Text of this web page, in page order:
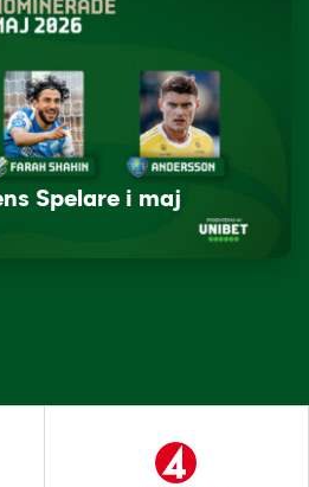
Spelare i maj